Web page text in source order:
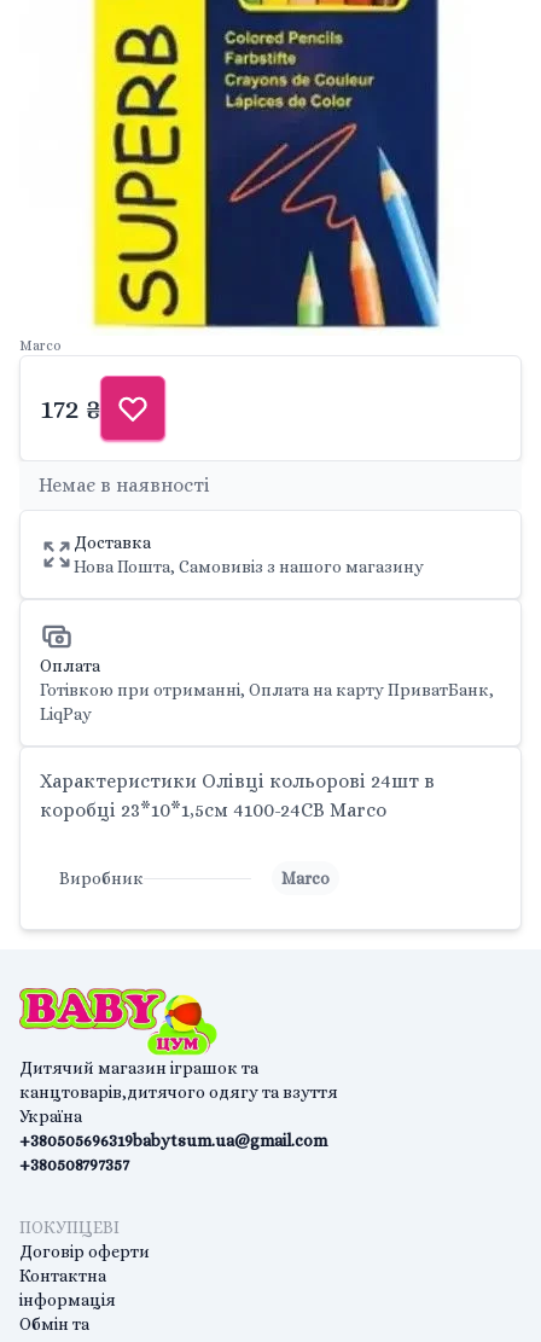
Marco
172 ₴
Немає в наявності
Доставка
Нова Пошта, Самовивіз з нашого магазину
Оплата
Готівкою при отриманні, Оплата на карту ПриватБанк,
LiqPay
Характеристики Олівці кольорові 24шт в
коробці 23*10*1,5см 4100-24СВ Marco
Виробник Marco
Дитячий магазин іграшок та
канцтоварів,дитячого одягу та взуття
Україна
+380505696319
+380508797357
babytsum.ua@gmail.com
ПОКУПЦЕВІ
Договір оферти
Контактна
інформація
Обмін та